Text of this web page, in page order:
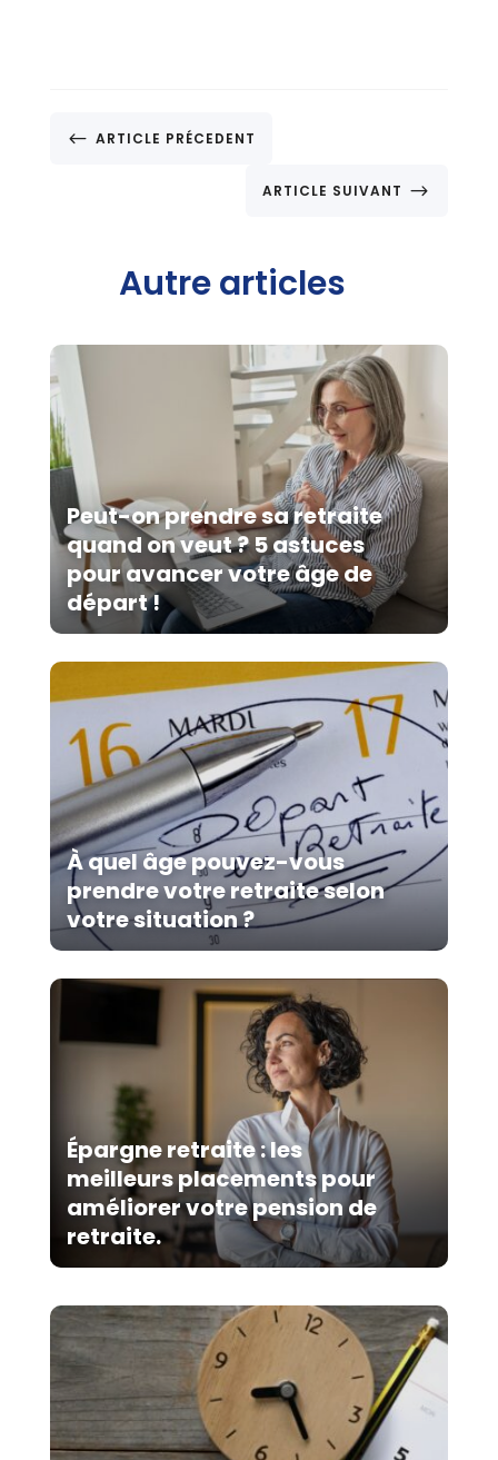
# ARTICLE PRÉCEDENT
ARTICLE SUIVANT $
Autre articles
Peut-on prendre sa retraite
quand on veut ? 5 astuces
pour avancer votre âge de
départ !
À quel âge pouvez-vous
prendre votre retraite selon
votre situation ?
Épargne retraite : les
meilleurs placements pour
améliorer votre pension de
retraite.